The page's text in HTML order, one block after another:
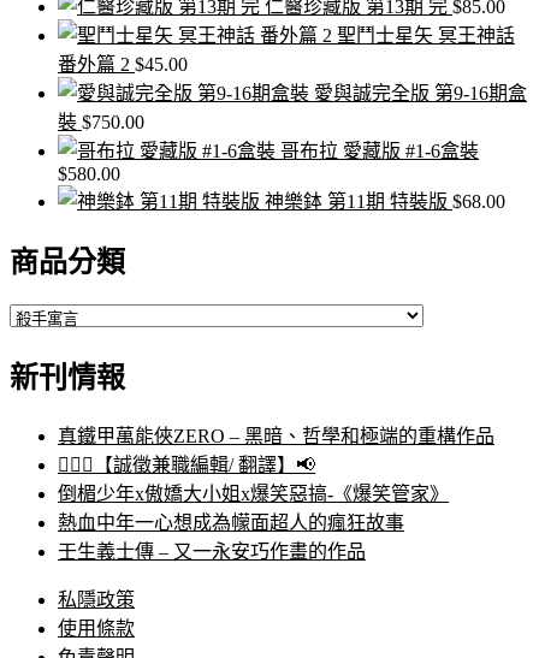
仁醫珍藏版 第13期 完 $85.00
聖鬥士星矢 冥王神話
番外篇 2 $45.00
愛與誠完全版 第9-16期盒
裝 $750.00
哥布拉 愛藏版 #1-6盒裝
$580.00
神樂鉢 第11期 特裝版 $68.00
商品分類
新刊情報
真鐵甲萬能俠ZERO – 黑暗、哲學和極端的重構作品
🙋🏻‍♀️【誠徵兼職編輯/ 翻譯】📢
倒楣少年x傲嬌大小姐x爆笑惡搞-《爆笑管家》
熱血中年一心想成為幪面超人的瘋狂故事
壬生義士傳 – 又一永安巧作畫的作品
私隱政策
使用條款